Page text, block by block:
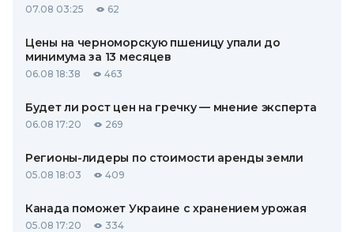
07.08 03:25 62
Цены на черноморскую пшеницу упали до
минимума за 13 месяцев
06.08 18:38 463
Будет ли рост цен на гречку — мнение эксперта
06.08 17:20 269
Регионы-лидеры по стоимости аренды земли
05.08 18:03 409
Канада поможет Украине с хранением урожая
05.08 17:20 334